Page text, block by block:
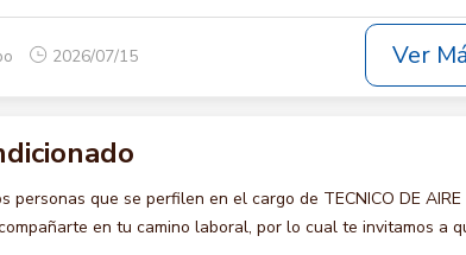
2026/07/15 Ver
personas que se perfilen en el cargo de TECNICO DE AIRE
en tu camino laboral, por lo cual te invitamos a